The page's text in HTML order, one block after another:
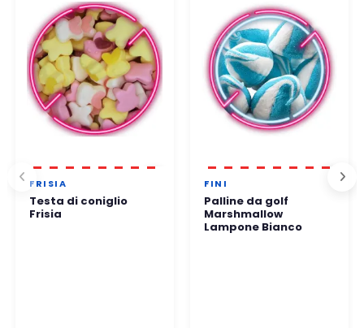
FRISIA
Testa di coniglio
Frisia
FINI
Palline da golf
Marshmallow
Lampone Bianco